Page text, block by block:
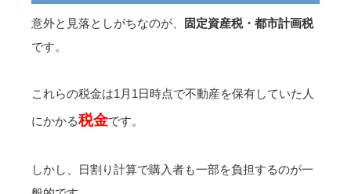
意外と見落としがちなのが、
固定資産税・都市計画税
です。
これらの税金は1月1日時点で不動産を保有していた人
にかかる税金です。
しかし、日割り計算で購入者も一部を負担するのが一